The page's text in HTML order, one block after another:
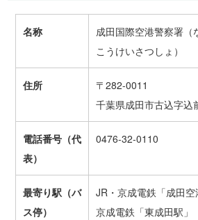
名称
成田国際空港警察署（
こうけいさつしょ）
住所
〒282-0011
千葉県成田市古込字込
電話番号（代
表）
0476-32-0110
最寄り駅（バ
ス停）
JR・京成電鉄「成田空
京成電鉄「東成田駅」